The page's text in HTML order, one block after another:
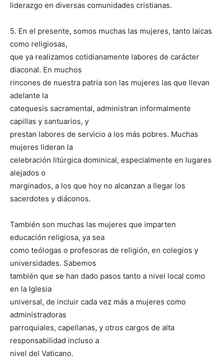
liderazgo en diversas comunidades cristianas.
5. En el presente, somos muchas las mujeres, tanto laicas
como religiosas,
que ya realizamos cotidianamente labores de carácter
diaconal. En muchos
rincones de nuestra patria son las mujeres las que llevan
adelante la
catequesis sacramental, administran informalmente
capillas y santuarios, y
prestan labores de servicio a los más pobres. Muchas
mujeres lideran la
celebración litúrgica dominical, especialmente en lugares
alejados o
marginados, a los que hoy no alcanzan a llegar los
sacerdotes y diáconos.
También son muchas las mujeres que imparten
educación religiosa, ya sea
como teólogas o profesoras de religión, en colegios y
universidades. Sabemos
también que se han dado pasos tanto a nivel local como
en la Iglesia
universal, de incluir cada vez más a mujeres como
administradoras
parroquiales, capellanas, y otros cargos de alta
responsabilidad incluso a
nivel del Vaticano.